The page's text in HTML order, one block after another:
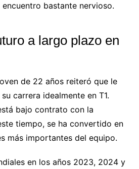
bastante nervioso.
a largo plazo en
de 22 años reiteró que le
carrera idealmente en T1.
bajo contrato con la
tiempo, se ha convertido en
más importantes del equipo.
en los años 2023, 2024 y